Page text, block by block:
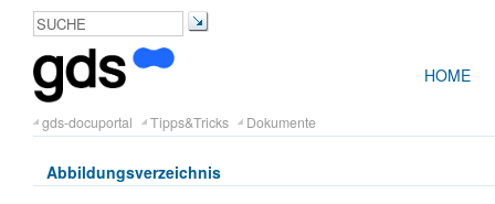
HOME
gds-docuportal Tipps&Tricks Dokumente
Abbildungsverzeichnis